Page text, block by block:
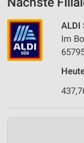
ALDI
Im